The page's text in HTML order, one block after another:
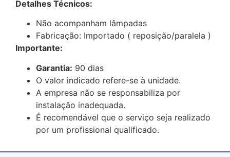
Detalhes Técnicos:
Não acompanham lâmpadas
Fabricação: Importado ( reposição/paralela )
Importante:
Garantia: 90 dias
O valor indicado refere-se à unidade.
A empresa não se responsabiliza por
instalação inadequada.
É recomendável que o serviço seja realizado
por um profissional qualificado.